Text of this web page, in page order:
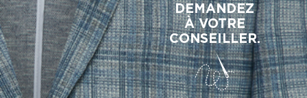
DEMANDEZ
À VOTRE
CONSEILLER.